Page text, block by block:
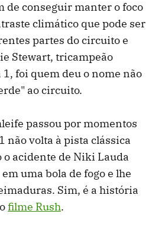
de conseguir manter o foco
climático que pode ser
partes do circuito e
Stewart, tricampeão
foi quem deu o nome não
ao circuito.
passou por momentos
não volta à pista clássica
o acidente de Niki Lauda
uma bola de fogo e lhe
Sim, é a história
filme Rush.